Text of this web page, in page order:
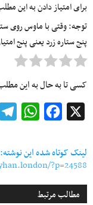
برای امتیاز دادن به این
توجه: وقتی با ماوس روی
پنج ستاره زرد یعنی پنج
کسی تا به حال به این مطلب
Facebook
لینک کوتاه شده این نوشته:
?p=24588
مطالب مرتبط